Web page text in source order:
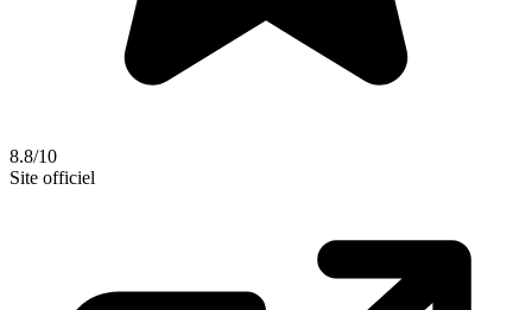
8.8/10
Site officiel